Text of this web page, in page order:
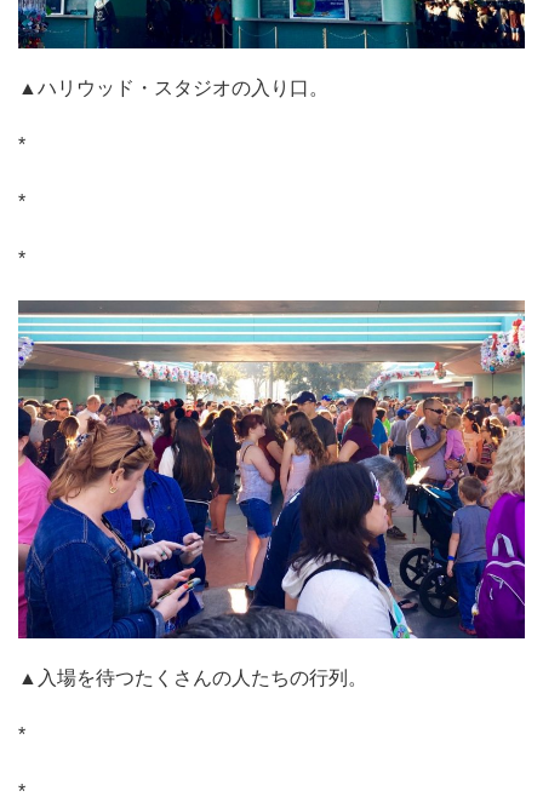
▲ハリウッド・スタジオの入り口。
*
*
*
▲入場を待つたくさんの人たちの行列。
*
*